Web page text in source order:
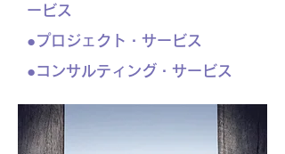
ービス
●プロジェクト・サービス
●コンサルティング・サービス